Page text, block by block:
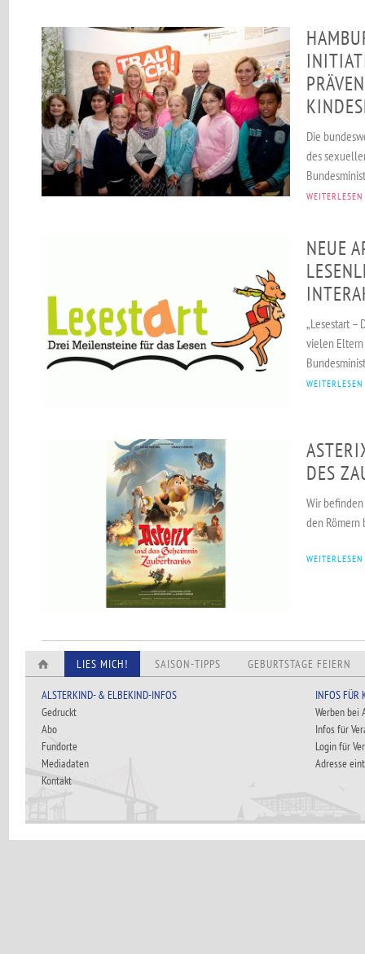
Die
des
WEITERLESEN
NEUE
„Lesestart –
vielen Eltern
WEITERLESEN
DES
Wir befinden
den Römern
WEITERLESEN
LIES MICH! SAISON-TIPPS GEBURTSTAGE FEIERN
ALSTERKIND- & ELBEKIND-INFOS
Gedruckt
Abo
Fundorte
Mediadaten
Kontakt
INFOS FÜR
Werben bei
Infos für
Login für
Adresse